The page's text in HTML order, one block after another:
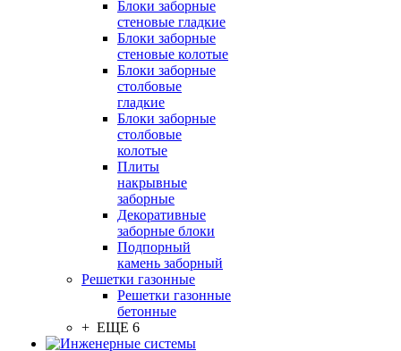
Блоки заборные
стеновые гладкие
Блоки заборные
стеновые колотые
Блоки заборные
столбовые
гладкие
Блоки заборные
столбовые
колотые
Плиты
накрывные
заборные
Декоративные
заборные блоки
Подпорный
камень заборный
Решетки газонные
Решетки газонные
бетонные
+ ЕЩЕ 6